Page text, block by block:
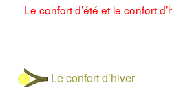
Le confort d’été et le confort
Le confort d’hiver